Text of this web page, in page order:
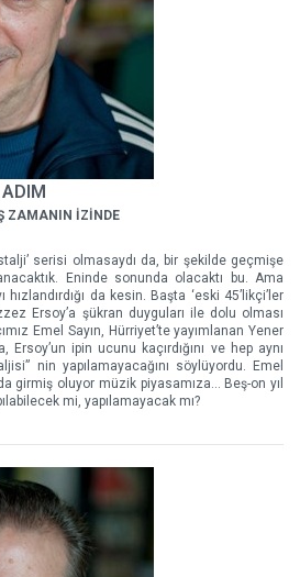
ZAMANIN İZİNDE
serisi olmasaydı da, bir şekilde geçmişe
Eninde sonunda olacaktı bu. Ama
da kesin. Başta ‘eski 45’likçi’ler
Ersoy’a şükran duyguları ile dolu olması
Emel Sayın, Hürriyet’te yayımlanan Yener
Ersoy’un ipin ucunu kaçırdığını ve hep aynı
nin yapılamayacağını söylüyordu. Emel
girmiş oluyor müzik piyasamıza... Beş-on yıl
mi, yapılamayacak mı?